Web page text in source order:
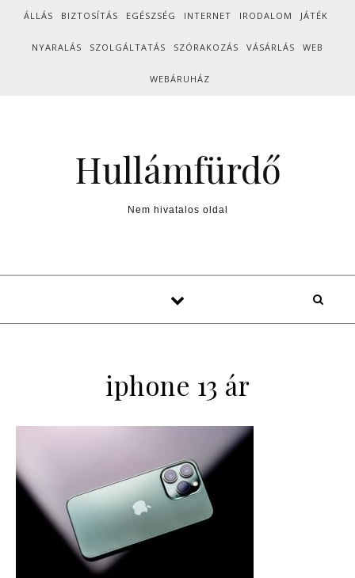
Skip to content
ÁLLÁS BIZTOSÍTÁS EGÉSZSÉG INTERNET IRODALOM JÁTÉK
NYARALÁS SZOLGÁLTATÁS SZÓRAKOZÁS VÁSÁRLÁS WEB
WEBÁRUHÁZ
Hullámfürdő
Nem hivatalos oldal
iphone 13 ár